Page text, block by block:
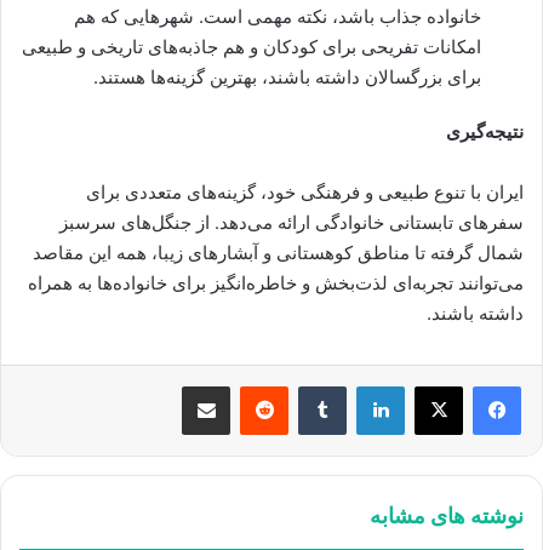
خانواده جذاب باشد، نکته مهمی است. شهرهایی که هم
امکانات تفریحی برای کودکان و هم جاذبه‌های تاریخی و طبیعی
برای بزرگسالان داشته باشند، بهترین گزینه‌ها هستند.
نتیجه‌گیری
ایران با تنوع طبیعی و فرهنگی خود، گزینه‌های متعددی برای
سفرهای تابستانی خانوادگی ارائه می‌دهد. از جنگل‌های سرسبز
شمال گرفته تا مناطق کوهستانی و آبشارهای زیبا، همه این مقاصد
می‌توانند تجربه‌ای لذت‌بخش و خاطره‌انگیز برای خانواده‌ها به همراه
داشته باشند.
لینکدین ‫تامبلر ‫رددیت اشتراک گذاری از طریق ایمیل
نوشته های مشابه